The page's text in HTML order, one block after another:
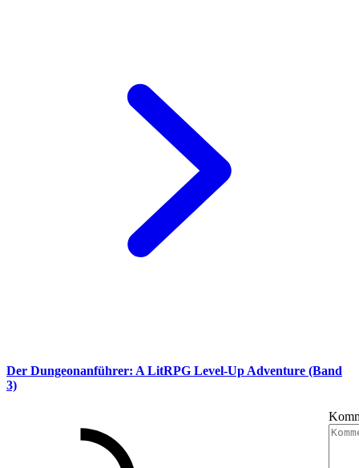
Der Dungeonanführer: A LitRPG Level-Up Adventure (Band
3)